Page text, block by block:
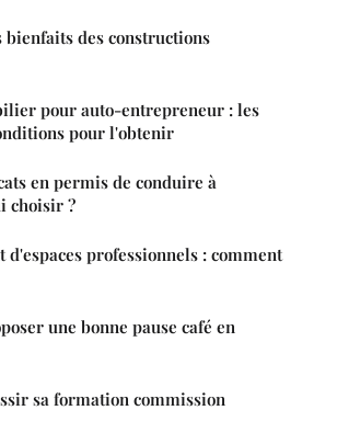
bienfaits des constructions
pour auto-entrepreneur : les
pour l'obtenir
en permis de conduire à
choisir ?
d'espaces professionnels : comment
une bonne pause café en
sa formation commission